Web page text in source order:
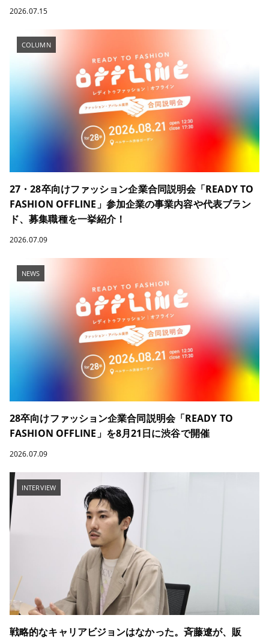
2026.07.15
COLUMN
27・28卒向けファッション企業合同説明会「READY TO
FASHION OFFLINE」参加企業の事業内容や代表ブラン
ド、募集職種を一挙紹介！
2026.07.09
NEWS
28卒向けファッション企業合同説明会「READY TO
FASHION OFFLINE」を8月21日に渋谷で開催
2026.07.09
INTERVIEW
戦略的なキャリアビジョンはなかった。斉藤遼が、販